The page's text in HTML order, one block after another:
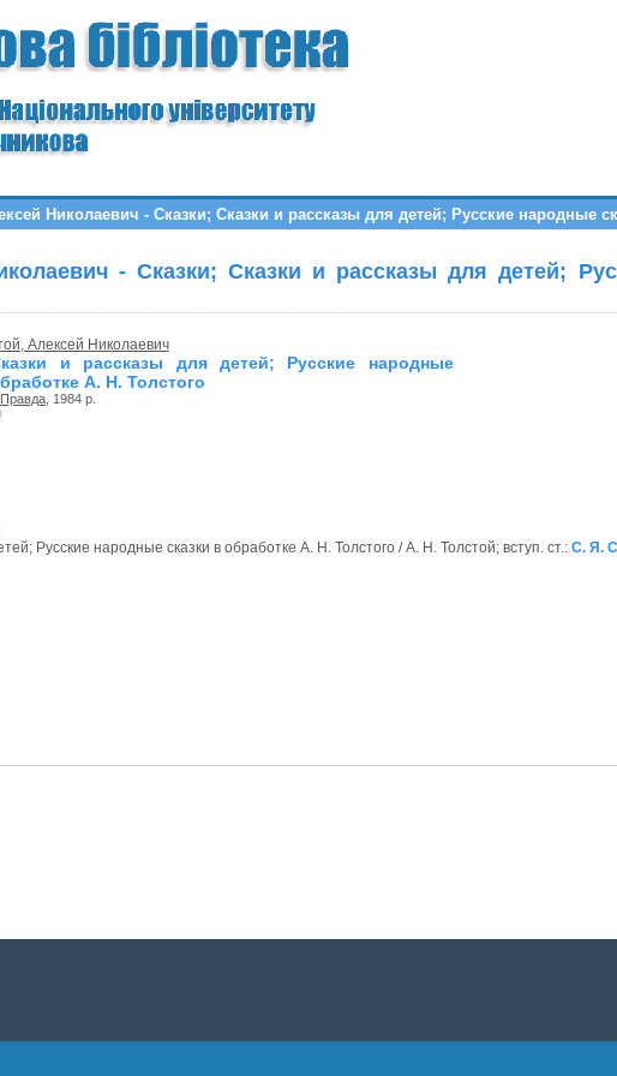
Николаевич - Сказки; Сказки и рассказы для детей; Русские народные
- Сказки; Сказки и рассказы для детей;
Алексей Николаевич
и рассказы для детей; Русские народные
А. Н. Толстого
Правда, 1984 р.
Русские народные сказки в обработке А. Н. Толстого / А. Н. Толстой; вступ. ст.: С. Я.